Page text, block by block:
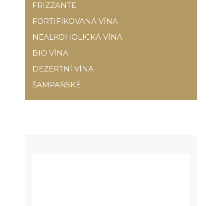
FRIZZANTE
FORTIFIKOVANÁ VÍNA
NEALKOHOLICKÁ VÍNA
BIO VÍNA
DEZERTNÍ VÍNA
ŠAMPAŇSKÉ